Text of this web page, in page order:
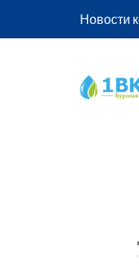
Новости